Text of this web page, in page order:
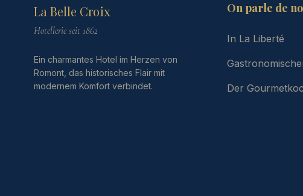
La Belle Croix
Hotellerie seit 1862
Ein charmantes Hotel im Herzen von
Romont, das historisches Flair mit
modernem Komfort verbindet.
On parle de
In La Liberté
Der